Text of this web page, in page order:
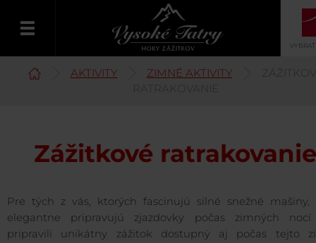
AKTIVITY ZIMNÉ AKTIVITY
RATRAKOVANIE
Zážitkové ratrakovanie
Pre tých z vás, ktorých fascinujú silné snežné mašiny,
elegantne pripravujú zjazdovky počas zimných
pripravili unikátny zážitok dostupný aj počas tejto